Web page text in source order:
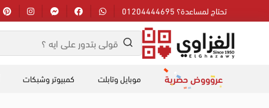
تحتاج لمساعدة؟ 01204444695
عروووض حصرية موبايل وتابلت كمبيوتر وشبكات